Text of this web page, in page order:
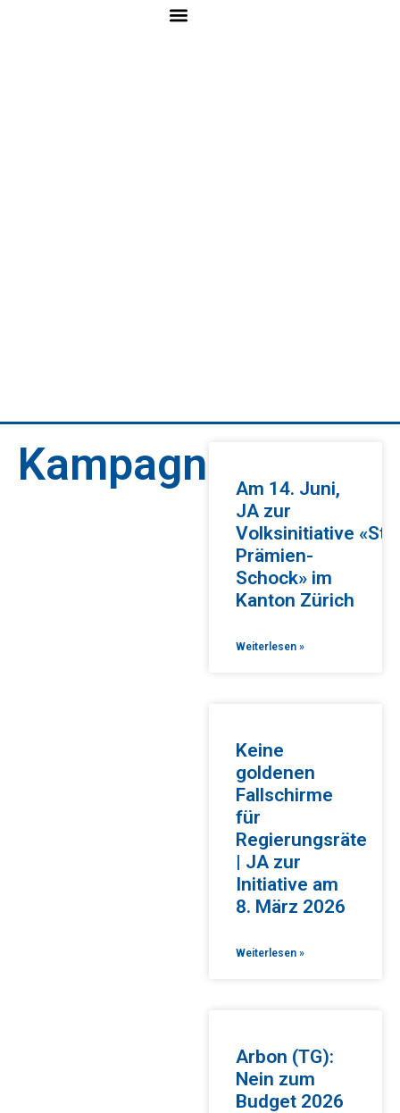
Kampagnen Am 14. Juni,
JA zur
Volksinitiative
Prämien-
Schock» im
Kanton Zürich
Weiterlesen »
Keine
goldenen
Fallschirme
für
Regierungsräte
| JA zur
Initiative am
8. März 2026
Weiterlesen »
Arbon (TG):
Nein zum
Budget 2026